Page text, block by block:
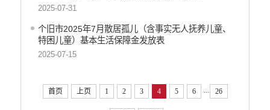
2025-07-31
个旧市2025年7月散居孤儿（含事实无人抚养儿童、
特困儿童）基本生活保障金发放表
2025-07-15
首页 上页 1 2 3 4 5 6 ... 26